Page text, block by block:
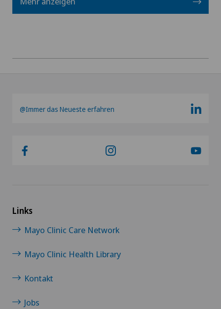
Hüftimpingement
Interventionelle Kardiologie
Kalkschulter
Kniechirurgie
@Immer das Neueste erfahren
Links
Mayo Clinic Care Network
Mayo Clinic Health Library
Kontakt
Jobs